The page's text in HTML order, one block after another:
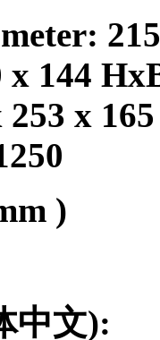
215
x 144
x
)
中文):